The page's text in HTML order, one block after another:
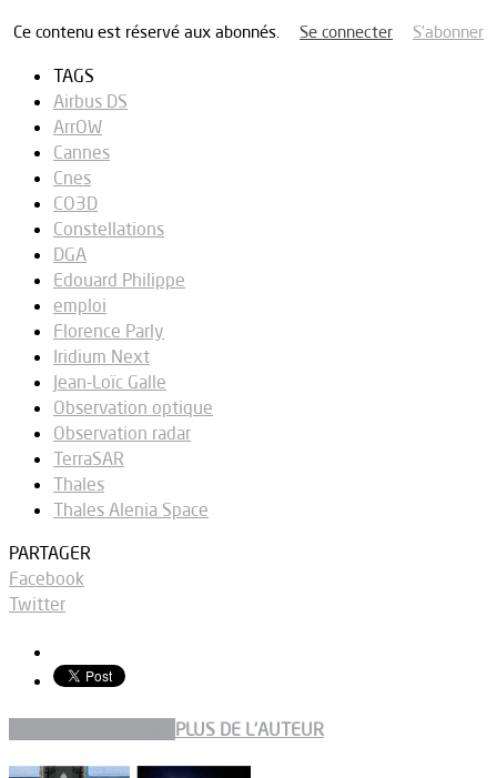
Ce contenu est réservé aux abonnés. Se connecter S’abonner
TAGS
Airbus DS
ArrOW
Cannes
Cnes
CO3D
Constellations
DGA
Edouard Philippe
emploi
Florence Parly
Iridium Next
Jean-Loïc Galle
Observation optique
Observation radar
TerraSAR
Thales
Thales Alenia Space
PARTAGER
Facebook
Twitter
PLUS DE L'AUTEUR